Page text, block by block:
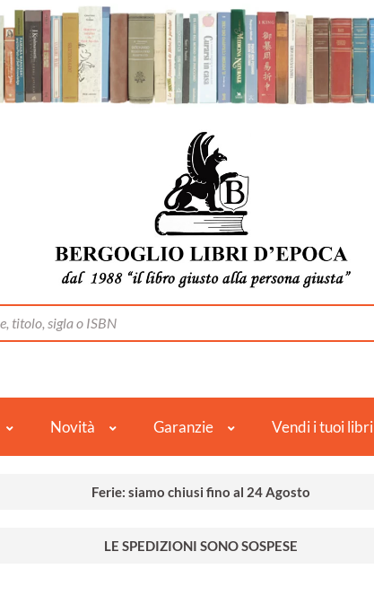
Novità Garanzie Vendi i tuoi libri
Ferie: siamo chiusi fino al 24 Agosto
LE SPEDIZIONI SONO SOSPESE